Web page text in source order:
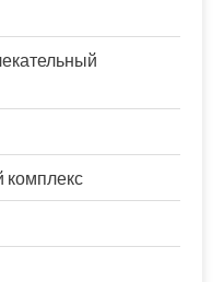
комплекс